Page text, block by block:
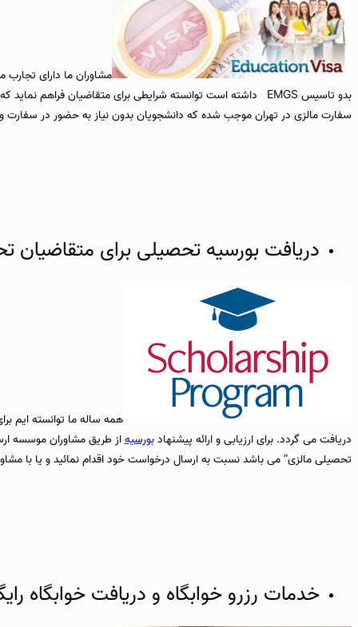
سفارت مالزی در تهران موجب شده که دانشجویان بدون نیاز به حضور در سفارت و
دریافت بورسیه تحصیلی برای متقاضیان
همه ساله ما توانسته ایم
دریافت می گردد. برای ارزیابی و ارائه پیشنهادبورسیهاز طریق مشاوران موسسه
تحصیلی مالزی” می باشد نسبت به ارسال درخواست خود اقدام نمائید و یا با
خدمات رزرو خوابگاه و دریافت خوابگاه